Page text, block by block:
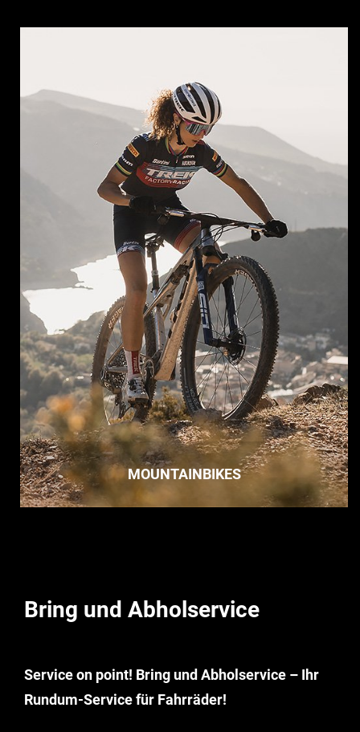
RENNRÄDER
Bring und Abholservice
Service on point! Bring und Abholservice – Ihr
Rundum-Service für Fahrräder!